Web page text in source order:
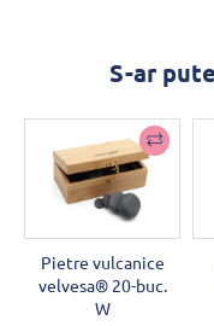
S-ar
Pietre vulcanice
velvesa® 20-buc.
W